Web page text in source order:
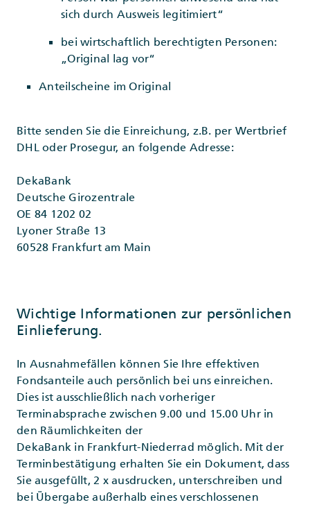
sich durch Ausweis legitimiert“
bei wirtschaftlich berechtigten Personen:
„Original lag vor“
Anteilscheine im Original
Bitte senden Sie die Einreichung, z.B. per Wertbrief
DHL oder Prosegur, an folgende Adresse:
DekaBank
Deutsche Girozentrale
OE 84 1202 02
Lyoner Straße 13
60528 Frankfurt am Main
Wichtige Informationen zur persönlichen
Einlieferung.
In Ausnahmefällen können Sie Ihre effektiven
Fondsanteile auch persönlich bei uns einreichen.
Dies ist ausschließlich nach vorheriger
Terminabsprache zwischen 9.00 und 15.00 Uhr in
den Räumlichkeiten der
DekaBank in Frankfurt-Niederrad möglich. Mit der
Terminbestätigung erhalten Sie ein Dokument, dass
Sie ausgefüllt, 2 x ausdrucken, unterschreiben und
bei Übergabe außerhalb eines verschlossenen